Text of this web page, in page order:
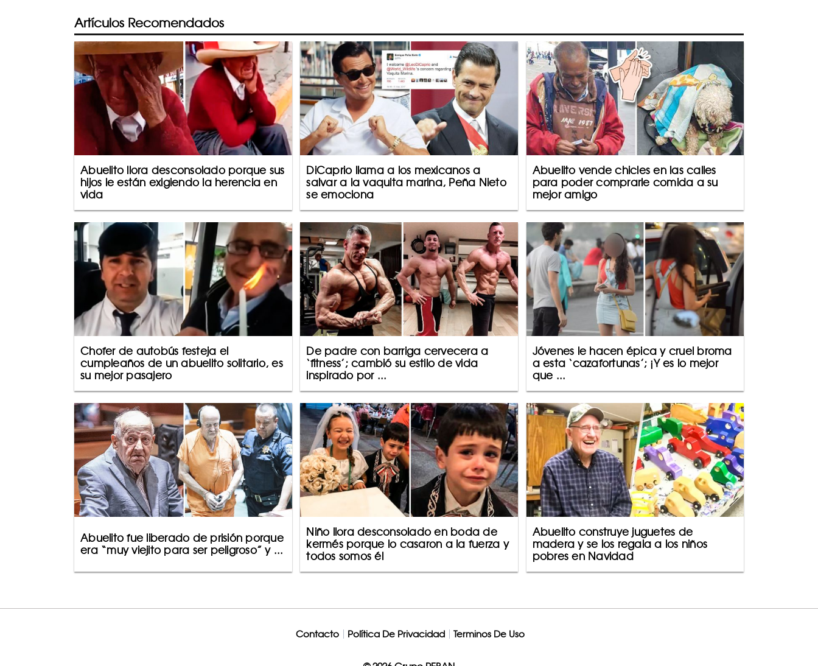
Artículos Recomendados
Abuelito llora desconsolado porque sus
hijos le están exigiendo la herencia en
vida
DiCaprio llama a los mexicanos a
salvar a la vaquita marina, Peña Nieto
se emociona
Abuelito vende chicles en las calles
para poder comprarle comida a su
mejor amigo
Chofer de autobús festeja el
cumpleaños de un abuelito solitario, es
su mejor pasajero
De padre con barriga cervecera a
‘fitness’; cambió su estilo de vida
inspirado por ...
Jóvenes le hacen épica y cruel broma
a esta ‘cazafortunas’; ¡Y es lo mejor
que ...
Abuelito fue liberado de prisión porque
era “muy viejito para ser peligroso” y ...
Niño llora desconsolado en boda de
kermés porque lo casaron a la fuerza y
todos somos él
Abuelito construye juguetes de
madera y se los regala a los niños
pobres en Navidad
Contacto Política De Privacidad Terminos De Uso